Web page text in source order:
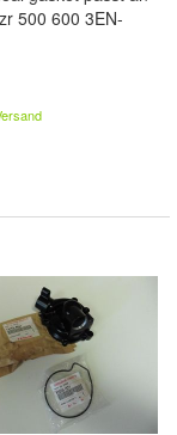
500 600 3EN-